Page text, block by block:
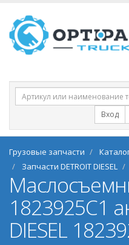
Вход
Грузовые запчасти
Запчасти DETROIT DIESEL
1823925С1
DIESEL